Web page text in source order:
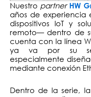
Nuestro partner HW
años de experiencia
dispositivos IoT y
remoto— dentro de
cuenta con la línea
ya va por su
especialmente
mediante conexión
Dentro de la serie,